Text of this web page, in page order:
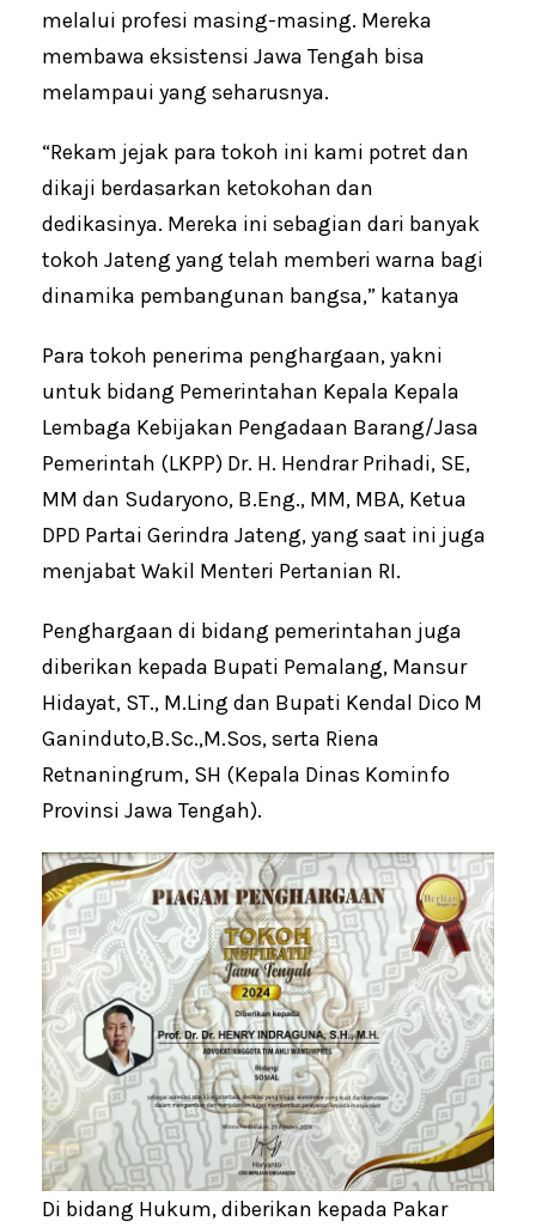
melalui profesi masing-masing. Mereka
membawa eksistensi Jawa Tengah bisa
melampaui yang seharusnya.
“Rekam jejak para tokoh ini kami potret dan
dikaji berdasarkan ketokohan dan
dedikasinya. Mereka ini sebagian dari banyak
tokoh Jateng yang telah memberi warna bagi
dinamika pembangunan bangsa,” katanya
Para tokoh penerima penghargaan, yakni
untuk bidang Pemerintahan Kepala Kepala
Lembaga Kebijakan Pengadaan Barang/Jasa
Pemerintah (LKPP) Dr. H. Hendrar Prihadi, SE,
MM dan Sudaryono, B.Eng., MM, MBA, Ketua
DPD Partai Gerindra Jateng, yang saat ini juga
menjabat Wakil Menteri Pertanian RI.
Penghargaan di bidang pemerintahan juga
diberikan kepada Bupati Pemalang, Mansur
Hidayat, ST., M.Ling dan Bupati Kendal Dico M
Ganinduto,B.Sc.,M.Sos, serta Riena
Retnaningrum, SH (Kepala Dinas Kominfo
Provinsi Jawa Tengah).
Di bidang Hukum, diberikan kepada Pakar